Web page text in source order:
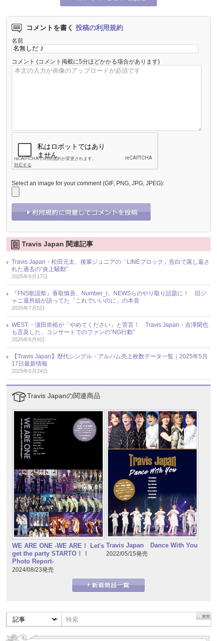
コメントを書く 投稿の利用規約
名前
コメント (コメント掲載に5分ほどかかる場合があります)
Select an image for your comment (GIF, PNG, JPG, JPEG):
Travis Japan 関連記事
Travis Japan・松田元太、後輩ジュニアの「LINEブロック」告白で蒸し返さ
れた過去の“炎上騒動”
2025年9月17日
『FNS歌謡祭』香取慎吾、Number_i、NEWSらのやり取り話題に！ 旧ジ
ャニ退所組が語ってた「これでいいのに」の本音
2025年7月5日
WEST.・濵田崇裕が「やめてください」と苦言！ Travis Japan・吉澤閑也
も言及した、コンサートでのファンの“NG行動”
2025年6月9日
【Travis Japan】歴代シングル・アルバム売上枚数データ一覧｜2025年5月
17日最新情報
2025年5月24日
Travis Japanの関連商品
WE ARE ONE -WE ARE！ Let's
get the party STARTO！！
Photo Report-
2024/08/23発売
Travis Japan Dance With You
2022/05/15発売